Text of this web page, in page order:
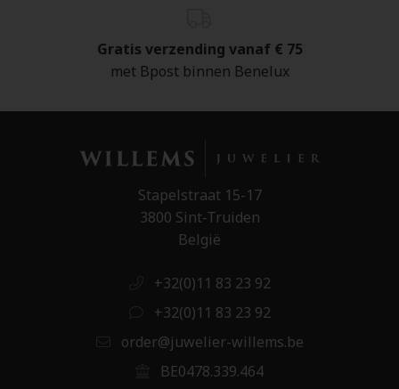
Gratis verzending vanaf € 75
met Bpost binnen Benelux
Stapelstraat 15-17
3800 Sint-Truiden
België
+32(0)11 83 23 92
+32(0)11 83 23 92
order@juwelier-willems.be
BE0478.339.464